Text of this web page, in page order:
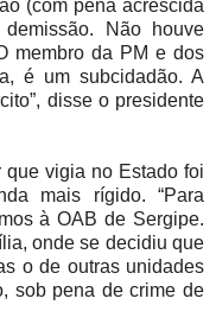
(com pena acrescida
Não houve
membro da PM e dos
é um subcidadão. A
disse o presidente
vigia no Estado foi
mais rígido. “Para
à OAB de Sergipe.
onde se decidiu que
o de outras unidades
sob pena de crime de